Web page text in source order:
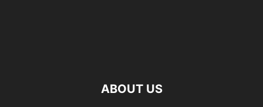
ABOUT US